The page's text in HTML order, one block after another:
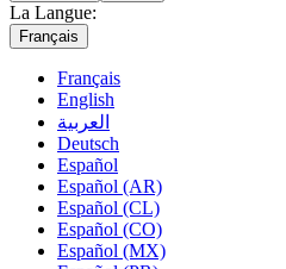
La Langue:
Français
Français
English
العربية
Deutsch
Español
Español (AR)
Español (CL)
Español (CO)
Español (MX)